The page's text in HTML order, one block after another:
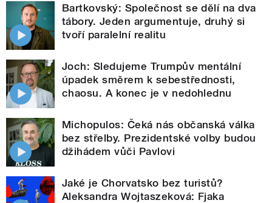
Bartkovský: Společnost se dělí na dva
tábory. Jeden argumentuje, druhý si
tvoří paralelní realitu
Joch: Sledujeme Trumpův mentální
úpadek směrem k sebestřednosti,
chaosu. A konec je v nedohlednu
Michopulos: Čeká nás občanská válka
bez střelby. Prezidentské volby budou
džihádem vůči Pavlovi
Jaké je Chorvatsko bez turistů?
Aleksandra Wojtaszeková: Fjaka